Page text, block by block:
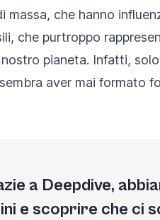
massa, che hanno
che purtroppo
pianeta. Infatti,
aver mai formato
a Deepdive,
e scoprire che ci